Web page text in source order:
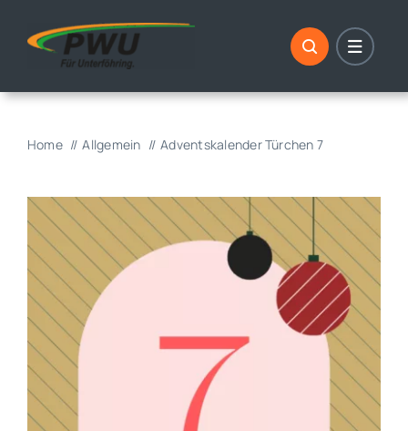
Home Allgemein Adventskalender Türchen 7